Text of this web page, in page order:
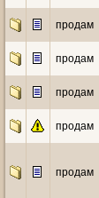
продам
продам
продам
продам
продам